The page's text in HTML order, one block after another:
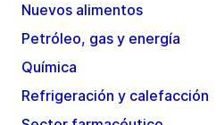
Nuevos alimentos
Petróleo, gas y energía
Química
Refrigeración y calefacción